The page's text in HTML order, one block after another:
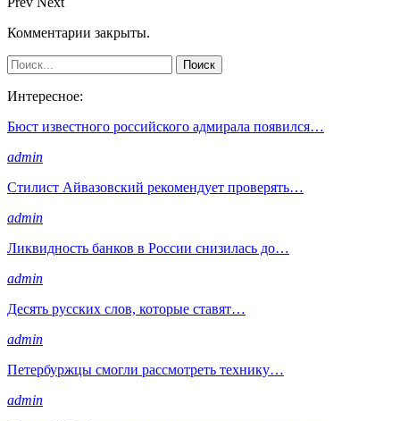
Комментарии закрыты.
Интересное:
Бюст известного российского адмирала появился…
admin
Стилист Айвазовский рекомендует проверять…
admin
Ликвидность банков в России снизилась до…
admin
Десять русских слов, которые ставят…
admin
Петербуржцы смогли рассмотреть технику…
admin